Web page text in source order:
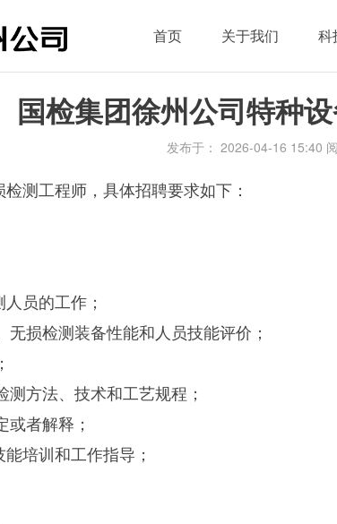
首页 关于我们 科
国检集团徐州公司特种
发布于： 2026-04-16 15:40
测工程师，具体招聘要求如下：
员的工作；
损检测装备性能和人员技能评价；
方法、技术和工艺规程；
者解释；
培训和工作指导；